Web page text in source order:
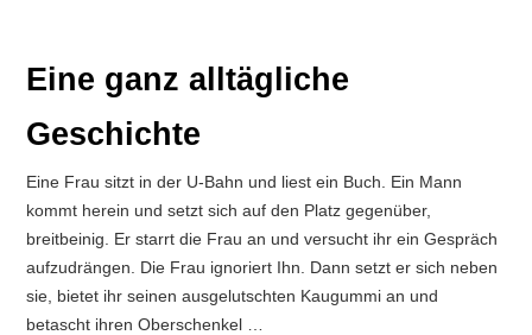
Eine ganz alltägliche
Geschichte
Eine Frau sitzt in der U-Bahn und liest ein Buch. Ein Mann
kommt herein und setzt sich auf den Platz gegenüber,
breitbeinig. Er starrt die Frau an und versucht ihr ein Gespräch
aufzudrängen. Die Frau ignoriert Ihn. Dann setzt er sich neben
sie, bietet ihr seinen ausgelutschten Kaugummi an und
betascht ihren Oberschenkel …